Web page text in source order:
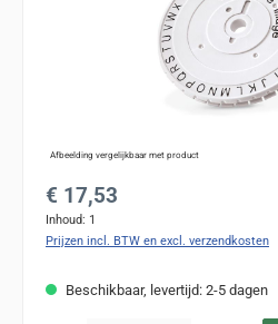
Afbeelding vergelijkbaar met product
Normale prijs:
€ 17,53
Inhoud: 1
Prijzen incl. BTW en excl. verzendkosten
Beschikbaar, levertijd: 2-5 dagen